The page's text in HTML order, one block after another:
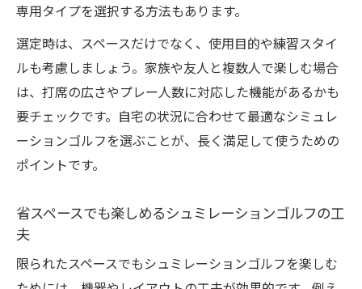
専用タイプを選択する方法もあります。
選定時は、スペースだけでなく、使用目的や練習スタイ
ルも考慮しましょう。家族や友人と複数人で楽しむ場合
は、打席の広さやプレー人数に対応した機能があるかも
要チェックです。自宅の状況に合わせて最適なシミュレ
ーションゴルフを選ぶことが、長く満足して使うための
ポイントです。
省スペースでも楽しめるシュミレーションゴルフの工
夫
限られたスペースでもシュミレーションゴルフを楽しむ